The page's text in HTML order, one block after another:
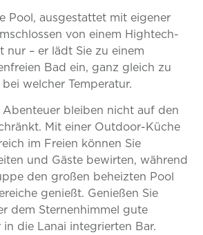
Pool, ausgestattet mit eigener
von einem Hightech-
nur – er lädt Sie zu einem
Bad ein, ganz gleich zu
welcher Temperatur.
Abenteuer bleiben nicht auf den
Mit einer Outdoor-Küche
im Freien können Sie
und Gäste bewirten, während
den großen beheizten Pool
genießt. Genießen Sie
dem Sternenhimmel gute
in die Lanai integrierten Bar.